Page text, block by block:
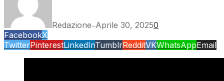
Redazione—Aprile 30, 20250
FacebookX
TwitterPinterestLinkedInTumblrRedditVKWhatsAppEmail